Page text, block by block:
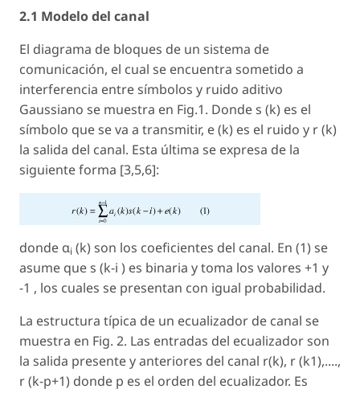
2.1 Modelo del canal
El diagrama de bloques de un sistema de
comunicación, el cual se encuentra sometido a
interferencia entre símbolos y ruido aditivo
Gaussiano se muestra en Fig.1. Donde s (k) es el
símbolo que se va a transmitir, e (k) es el ruido y r (k)
la salida del canal. Esta última se expresa de la
siguiente forma [3,5,6]:
donde αi (k) son los coeficientes del canal. En (1) se
asume que s (k-i ) es binaria y toma los valores +1 y
-1 , los cuales se presentan con igual probabilidad.
La estructura típica de un ecualizador de canal se
muestra en Fig. 2. Las entradas del ecualizador son
la salida presente y anteriores del canal r(k), r (k1),....,
r (k-p+1) donde p es el orden del ecualizador. Es